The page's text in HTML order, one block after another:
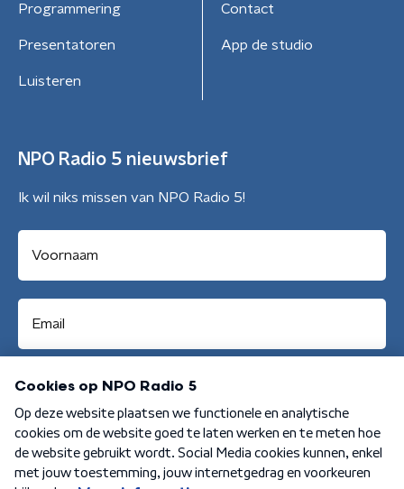
Programmering
Presentatoren
Luisteren
Contact
App de studio
NPO Radio 5 nieuwsbrief
Ik wil niks missen van NPO Radio 5!
Aanmelden
Algemene voorwaarden